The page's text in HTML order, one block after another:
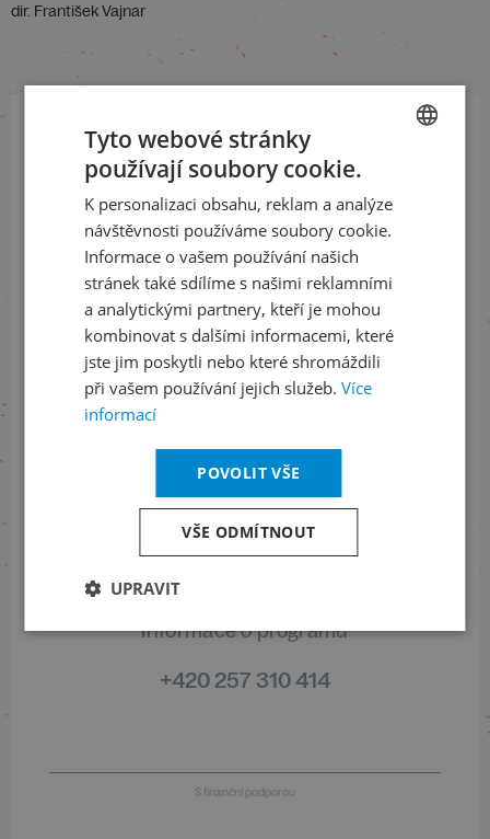
dir. František Vajnar
Přihlaste se k našemu newsletteru
a buďte jako první v obraze
ODEBÍRAT NEWSLETTER
Sledujte nás na sociálních sítích
LinkedIn
flickr
+420 461 049 232
Informace o programu
+420 257 310 414
S finanční podporou
ENGLISH
Tyto webové stránky
používají soubory cookie.
K personalizaci obsahu, reklam a analýze
návštěvnosti používáme soubory cookie.
Informace o vašem používání našich
stránek také sdílíme s našimi reklamními
a analytickými partnery, kteří je mohou
kombinovat s dalšími informacemi, které
jste jim poskytli nebo které shromáždili
při vašem používání jejich služeb. Více
informací
POVOLIT VŠE
VŠE ODMÍTNOUT
UPRAVIT